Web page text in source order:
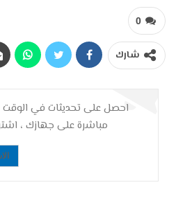
0
شارك
احصل على تحديثات في الوقت
مباشرة على جهازك ،